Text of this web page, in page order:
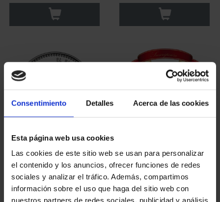
Consentimiento Detalles Acerca de las cookies
Esta página web usa cookies
Las cookies de este sitio web se usan para personalizar
el contenido y los anuncios, ofrecer funciones de redes
sociales y analizar el tráfico. Además, compartimos
información sobre el uso que haga del sitio web con
- ZARAGOZA
73,00 €
CAPITALES DE
PROVINCIA 1
949,00 €
Sólo para usuarios